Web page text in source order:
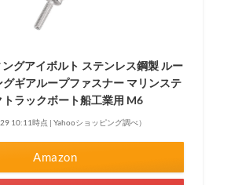
グアイボルト ステンレス鋼製 ルー
ギアループファスナー マリンステ
ラックボート船工業用 M6
10:11時点 | Yahooショッピング調べ）
Amazon